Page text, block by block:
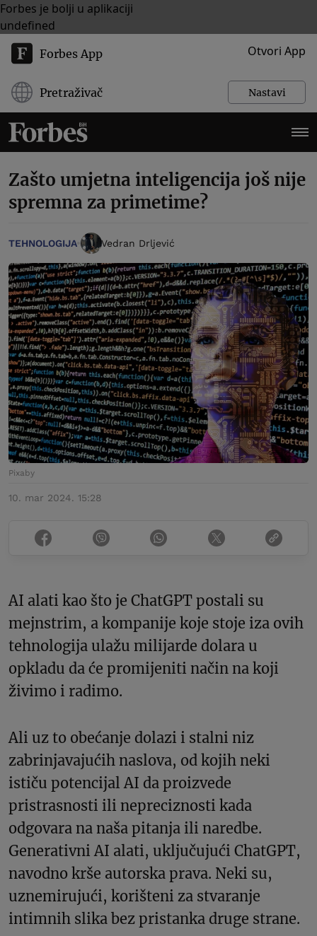
Forbes je bolji u aplikaciji
undefined
Forbes App Otvori App
Pretraživač Nastavi
Zašto umjetna inteligencija još nije
spremna za primetime?
TEHNOLOGIJA Vedran Drljević
Pixaby
10. mar 2024. 15:28
AI alati kao što je ChatGPT postali su
mejnstrim, a kompanije koje stoje iza ovih
tehnologija ulažu milijarde dolara u
opkladu da će promijeniti način na koji
živimo i radimo.
Ali uz to obećanje dolazi i stalni niz
zabrinjavajućih naslova, od kojih neki
ističu potencijal AI da proizvede
pristrasnosti ili nepreciznosti kada
odgovara na naša pitanja ili naredbe.
Generativni AI alati, uključujući ChatGPT,
navodno krše autorska prava. Neki su,
uznemirujući, korišteni za stvaranje
intimnih slika bez pristanka druge strane.